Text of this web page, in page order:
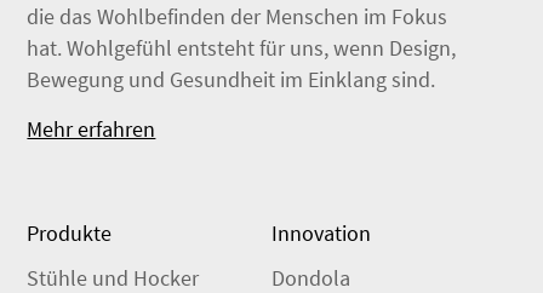
die das Wohlbefinden der Menschen im Fokus
hat. Wohlgefühl entsteht für uns, wenn Design,
Bewegung und Gesundheit im Einklang sind.
Mehr erfahren
Produkte
Stühle und Hocker
Innovation
Dondola